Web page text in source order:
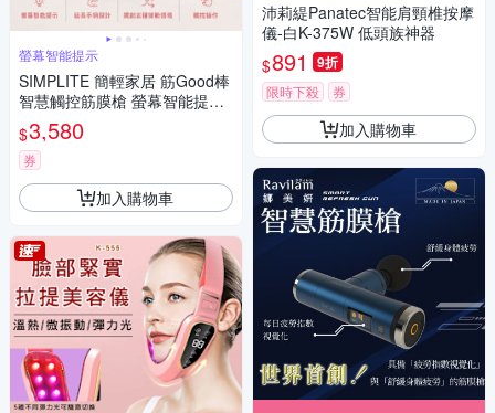
螢幕智能提示
SIMPLITE 簡輕家居 筋Good棒
智慧觸控筋膜槍 螢幕智能提
示、五種律動情境、延長手柄
$3,580
券
加入購物車
沛莉緹Panatec智能肩頸椎按摩
儀-白K-375W 低頭族神器
$891 9折
限時下殺 券
加入購物車